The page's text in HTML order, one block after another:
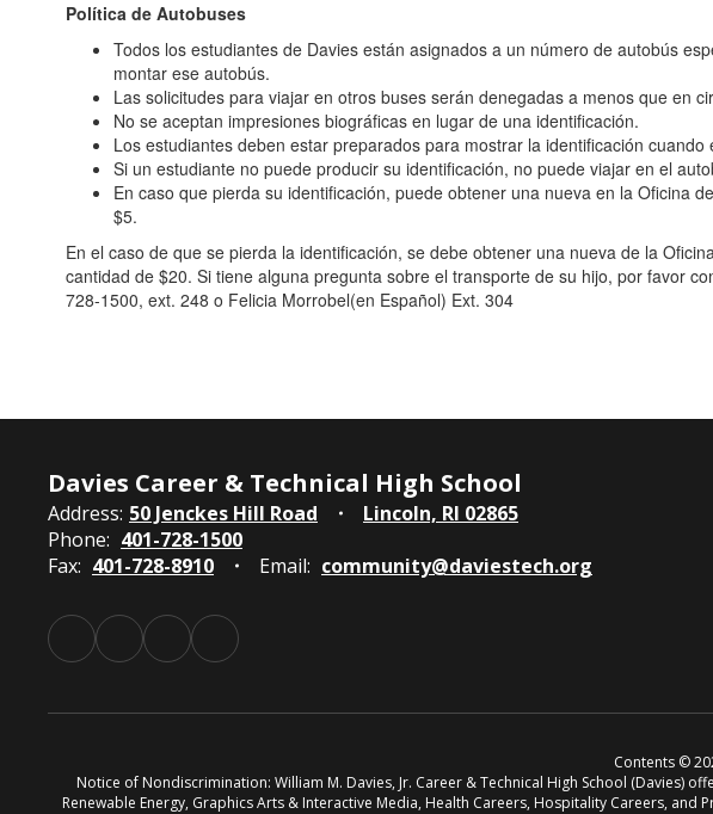
Política de Autobuses
Todos los estudiantes de Davies están asignados a un número de autobús
montar ese autobús.
Las solicitudes para viajar en otros buses serán denegadas a menos que en
No se aceptan impresiones biográficas en lugar de una identificación.
Los estudiantes deben estar preparados para mostrar la identificación
Si un estudiante no puede producir su identificación, no puede viajar en el
En caso que pierda su identificación, puede obtener una nueva en la Oficina
$5.
En el caso de que se pierda la identificación, se debe obtener una nueva de la
cantidad de $20. Si tiene alguna pregunta sobre el transporte de su hijo, por favor
728-1500, ext. 248 o Felicia Morrobel(en Español) Ext. 304
Davies Career & Technical High School
Address: 50 Jenckes Hill Road
Lincoln, RI 02865
Phone: 401-728-1500
Fax: 401-728-8910 Email: community@daviestech.org
Contents ©
Notice of Nondiscrimination: William M. Davies, Jr. Career & Technical High School (Davies)
Renewable Energy, Graphics Arts & Interactive Media, Health Careers, Hospitality Careers,